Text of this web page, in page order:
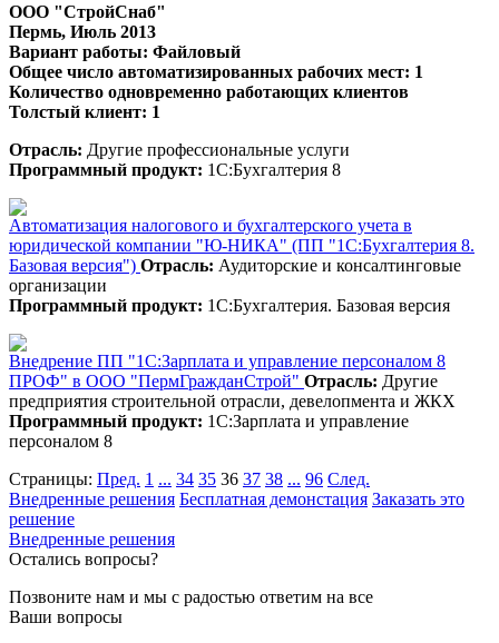
ООО "СтройСнаб"
Пермь, Июль 2013
Вариант работы: Файловый
Общее число автоматизированных рабочих мест: 1
Количество одновременно работающих клиентов
Толстый клиент: 1
Отрасль: Другие профессиональные услуги
Программный продукт: 1С:Бухгалтерия 8
Автоматизация налогового и бухгалтерского учета в
юридической компании "Ю-НИКА" (ПП "1С:Бухгалтерия 8.
Базовая версия") Отрасль: Аудиторские и консалтинговые
организации
Программный продукт: 1С:Бухгалтерия. Базовая версия
Внедрение ПП "1С:Зарплата и управление персоналом 8
ПРОФ" в ООО "ПермГражданСтрой" Отрасль: Другие
предприятия строительной отрасли, девелопмента и ЖКХ
Программный продукт: 1С:Зарплата и управление
персоналом 8
Страницы: Пред. 1 ... 34 35 36 37 38 ... 96 След.
Внедренные решения Бесплатная демонстация Заказать это
решение
Внедренные решения
Остались вопросы?
Позвоните нам и мы с радостью ответим на все
Ваши вопросы